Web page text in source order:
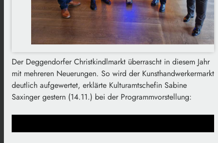
Der Deggendorfer Christkindlmarkt überrascht in diesem Jahr
mit mehreren Neuerungen. So wird der Kunsthandwerkermarkt
deutlich aufgewertet, erklärte Kulturamtschefin Sabine
Saxinger gestern (14.11.) bei der Programmvorstellung: